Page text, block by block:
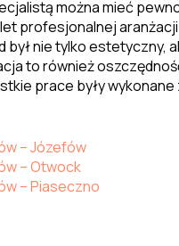
można mieć
profesjonalnej
był nie tylko estetyczny,
to również
prace były
– Józefów
– Otwock
– Piaseczno